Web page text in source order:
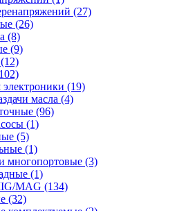
(27)
(26)
(8)
(9)
(19)
масла (4)
(96)
(1)
(5)
(1)
многопортовые (3)
(1)
MAG (134)
(32)